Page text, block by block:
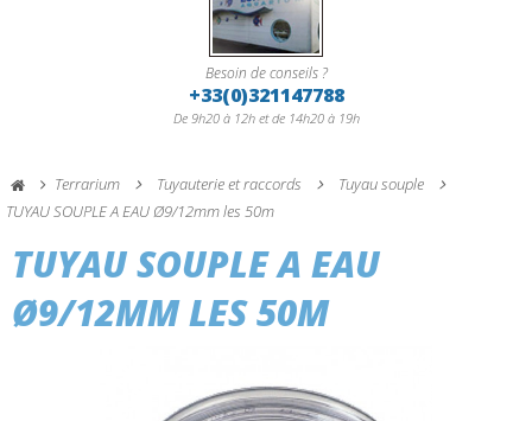
Besoin de conseils ?
+33(0)321147788
De 9h20 à 12h et de 14h20 à 19h
Terrarium Tuyauterie et raccords
Tuyau souple
TUYAU SOUPLE A EAU Ø9/12mm les 50m
TUYAU SOUPLE A EAU
Ø9/12MM LES 50M